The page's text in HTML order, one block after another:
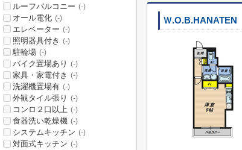
Ｗ.O.B.HANATEN
ルーフバルコニー (-)
オール電化 (-)
エレベーター (-)
照明器具付き (-)
駐輪場 (-)
バイク置場あり (-)
家具・家電付き (-)
洗濯機置場有 (-)
外観タイル張り (-)
コンロ２口以上 (-)
食器洗い乾燥機 (-)
システムキッチン (-)
対面式キッチン (-)